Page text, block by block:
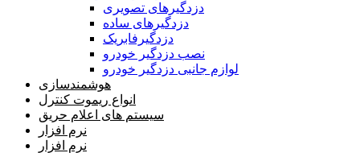
دزدگیرهای تصویری
دزدگیرهای ساده
دزدگیرفابریک
نصب دزدگیر خودرو
لوازم جانبی دزدگیر خودرو
هوشمندسازی
انواع ریموت کنترل
سیستم های اعلام حریق
نرم افزار
نرم افزار